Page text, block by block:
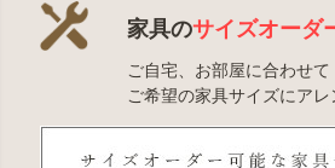
家具のサイズオーダ
ご自宅、お部屋に合わせて
ご希望の家具サイズにアレ